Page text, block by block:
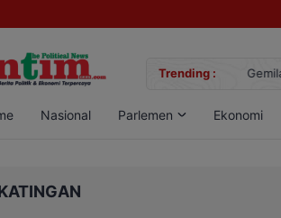
Trending :
Diamankan
Nasional Parlemen Ekonomi